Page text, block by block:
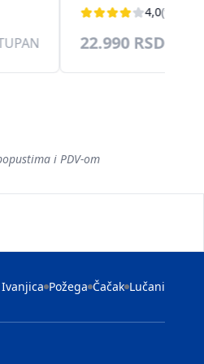
(109cm), DVB-T/
4,0(9)
22.990 RSD
i PDV-om
Ivanjica Požega Čačak Lučani